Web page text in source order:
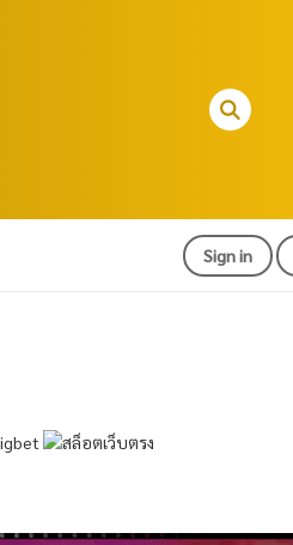
Sign in